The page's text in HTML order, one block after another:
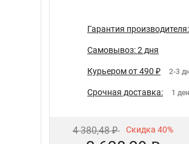
Гарантия
Самовывоз: 2 дня
Курьером от 490 ₽ 2-3
Срочная доставка: 1
4 380,48 ₽ Скидка 40%